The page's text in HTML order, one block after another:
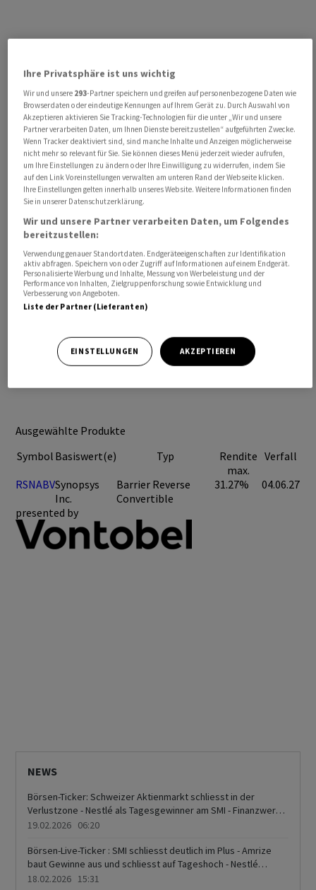
Ausgewählte Produkte
Symbol Basiswert(e) Typ
Rendite
max.
Verfall
RSNABVSynopsys
Inc.
Barrier Reverse
Convertible
31.27%
04.06.27
presented by
NEWS
Börsen-Ticker: Schweizer Aktienmarkt schliesst in der
Verlustzone - Nestlé als Tagesgewinner am SMI - Finanzwerte
mit Abschlägen - Partners Group hält rote Laterne
19.02.2026 06:20
Börsen-Live-Ticker : SMI schliesst deutlich im Plus - Amrize
baut Gewinne aus und schliesst auf Tageshoch - Nestlé
verlieren in letzten Minuten deutlich - Holcim und Sunrise
18.02.2026 15:31
Ihre Privatsphäre ist uns wichtig
Wir und unsere 293-Partner speichern und greifen auf personenbezogene Daten wie
Browserdaten oder eindeutige Kennungen auf Ihrem Gerät zu. Durch Auswahl von
Akzeptieren aktivieren Sie Tracking-Technologien für die unter „Wir und unsere
Partner verarbeiten Daten, um Ihnen Dienste bereitzustellen“ aufgeführten Zwecke.
Wenn Tracker deaktiviert sind, sind manche Inhalte und Anzeigen möglicherweise
nicht mehr so relevant für Sie. Sie können dieses Menü jederzeit wieder aufrufen,
um Ihre Einstellungen zu ändern oder Ihre Einwilligung zu widerrufen, indem Sie
auf den Link Voreinstellungen verwalten am unteren Rand der Webseite klicken.
Ihre Einstellungen gelten innerhalb unseres Website. Weitere Informationen finden
Sie in unserer Datenschutzerklärung.
Wir und unsere Partner verarbeiten Daten, um Folgendes
bereitzustellen:
Verwendung genauer Standortdaten. Endgeräteeigenschaften zur Identifikation
aktiv abfragen. Speichern von oder Zugriff auf Informationen auf einem Endgerät.
Personalisierte Werbung und Inhalte, Messung von Werbeleistung und der
Performance von Inhalten, Zielgruppenforschung sowie Entwicklung und
Verbesserung von Angeboten.
Liste der Partner (Lieferanten)
EINSTELLUNGEN AKZEPTIEREN